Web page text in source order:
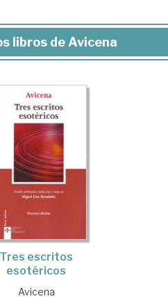
libros de Avicena
Tres escritos
esotéricos
Avicena